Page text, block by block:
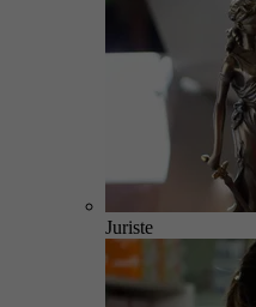
Juriste